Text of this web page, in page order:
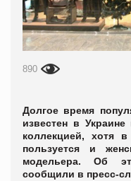
890
Долгое время
известен в
коллекцией, хотя
пользуется и
модельера. Об
сообщили в пресс-